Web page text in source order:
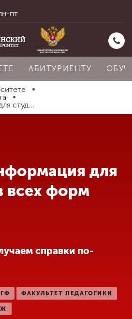
пт
АБИТУРИЕНТУ
студ...
для
всех форм
справки по-
ФАКУЛЬТЕТ ПЕДАГОГИКИ